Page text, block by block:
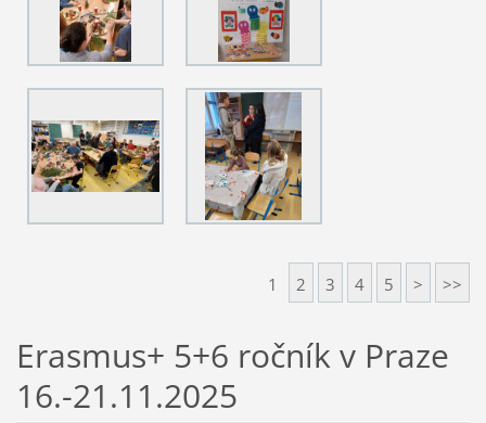
1 2 3 4 5 > >>
Erasmus+ 5+6 ročník v Praze
16.-21.11.2025